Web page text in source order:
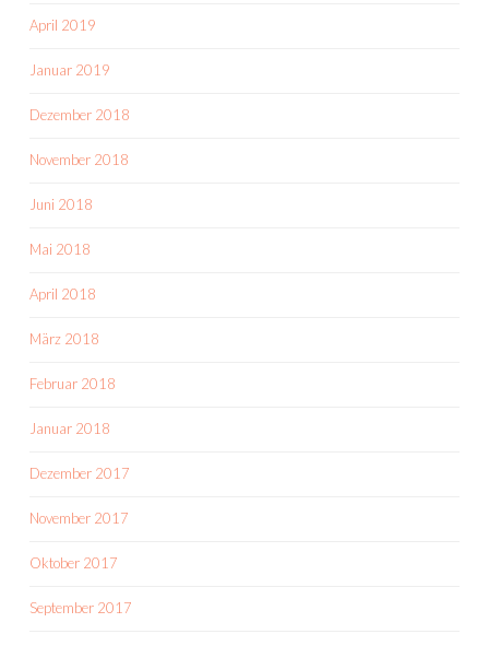
April 2019
Januar 2019
Dezember 2018
November 2018
Juni 2018
Mai 2018
April 2018
März 2018
Februar 2018
Januar 2018
Dezember 2017
November 2017
Oktober 2017
September 2017